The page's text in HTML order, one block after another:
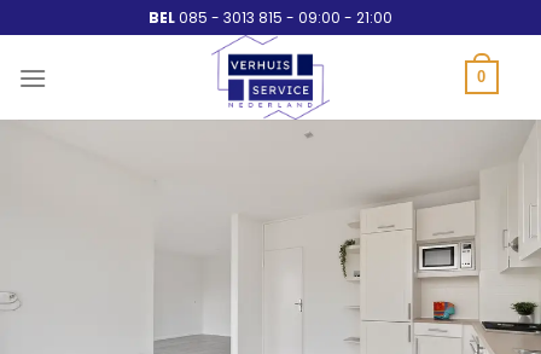
naar
inhoud
BEL085 - 3013 815 - 09:00 - 21:00
0